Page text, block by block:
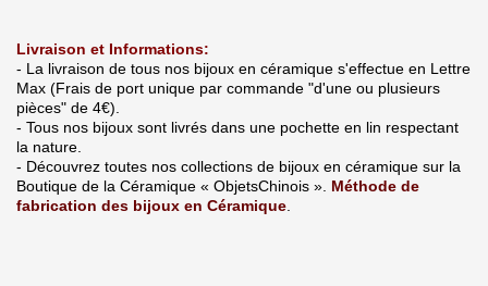
Livraison et Informations:
- La livraison de tous nos bijoux en céramique s'effectue en Lettre
Max (Frais de port unique par commande "d'une ou plusieurs
pièces" de 4€).
- Tous nos bijoux sont livrés dans une pochette en lin respectant
la nature.
- Découvrez toutes nos collections de bijoux en céramique sur la
Boutique de la Céramique « ObjetsChinois ». Méthode de
fabrication des bijoux en Céramique